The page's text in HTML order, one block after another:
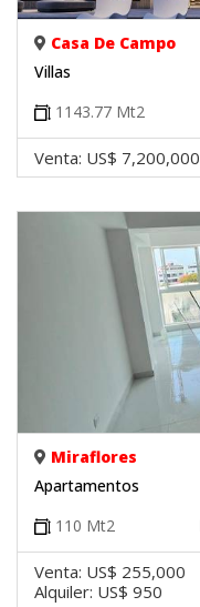
Casa De Campo
Villas
1143.77 Mt2
Venta: US$ 7,200,000
Miraflores
Apartamentos
110 Mt2
Venta: US$ 255,000
Alquiler: US$ 950